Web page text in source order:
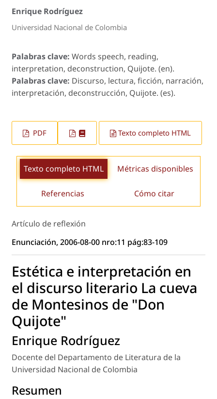
Enrique Rodríguez
Universidad Nacional de Colombia
Palabras clave: Words speech, reading,
interpretation, deconstruction, Quijote. (en).
Palabras clave: Discurso, lectura, ficción, narración,
interpretación, deconstrucción, Quijote. (es).
PDF Texto completo HTML
Texto completo HTML Métricas disponibles
Referencias Cómo citar
Artículo de reflexión
Enunciación, 2006-08-00 nro:11 pág:83-109
Estética e interpretación en
el discurso literario La cueva
de Montesinos de "Don
Quijote"
Enrique Rodríguez
Docente del Departamento de Literatura de la
Universidad Nacional de Colombia
Resumen